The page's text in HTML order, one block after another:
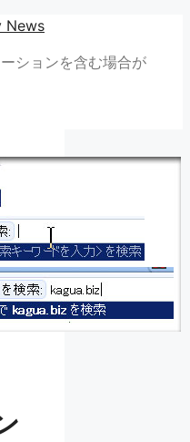
News
ションを含む場合が